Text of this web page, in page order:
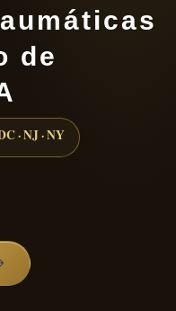
de
· NJ · NY